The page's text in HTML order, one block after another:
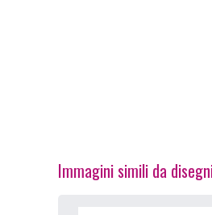
Immagini simili da